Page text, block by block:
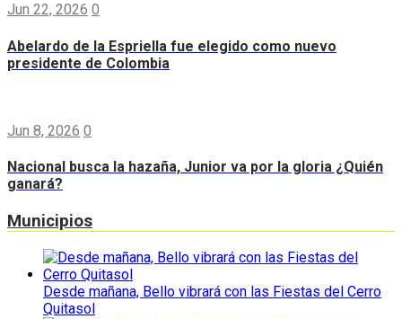
Jun 22, 2026 0
Abelardo de la Espriella fue elegido como nuevo
presidente de Colombia
Jun 8, 2026 0
Nacional busca la hazaña, Junior va por la gloria ¿Quién
ganará?
Municipios
Desde mañana, Bello vibrará con las Fiestas del Cerro
Quitasol